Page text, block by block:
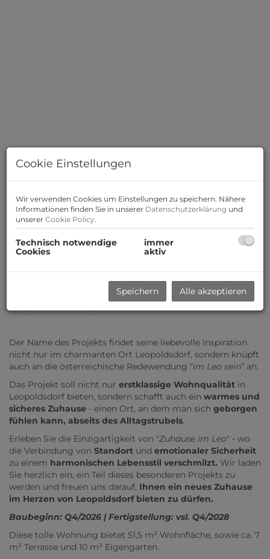
Beschreibung
Zum Verkauf gelangt eine durchdacht geplante 2
Zimmer ANLEGER-Wohnung mit Terrasse und Garten im
Erdgeschoss eines modernen Neubau-Projekts in 2333
Der Name des Projekts findet seine liebevolle Inspiration
nicht nur im charmanten Ort Leopoldsdorf, sondern knüpft
auch an die österreichische Redewendung “im Leo sein” an.
Das Projekt soll nicht nur erstklassige Wohnqualität in
Leopoldsdorf bieten, sondern schafft auch ein warmes und
sicheres Zuhause - einen Ort, an dem man sich geborgen
fühlen kann, abseits des Alltagstrubels.
Erleben Sie die Einzigartigkeit von "Zuhause im Leo" - wo
die Verbindung von Standort und emotionaler Sicherheit
zu einem harmonischen Lebensstil verschmilzt. Wir laden
Sie herzlich ein, ein Teil dieses besonderen Projekts zu
werden und freuen uns darauf, Ihnen ein neues Zuhause
im Herzen von Leopoldsdorf bieten zu dürfen.
Baubeginn: Q4/2026 | Fertigstellung: vsl. Q4/2028
Diese tolle Wohnung bietet 51,5 m² Wohnfläche, sowie ca. 7
m² Terrasse und 10 m² Eigengarten.
Cookie Einstellungen
Wir verwenden Cookies um Einstellungen zu speichern. Nähere
Informationen finden Sie in unserer Datenschutzerklärung und
unserer Cookie Policy.
Technisch notwendige
Cookies
immer
aktiv
Speichern Alle akzeptieren